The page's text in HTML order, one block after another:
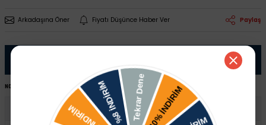
Arkadaşına Öner Fiyatı Düşünce Haber Ver Paylaş
NOT: Ürünü satın almadan önce şase numaranız ile sipariş hattımızdan kontrol ettirmeniz tavsiye edilir.
Seat